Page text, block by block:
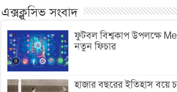
এক্সক্লুসিভ সংবাদ
ফুটবল বিশ্বকাপ উপলক্ষে
নতুন ফিচার
হাজার বছরের ইতিহাস বয়ে